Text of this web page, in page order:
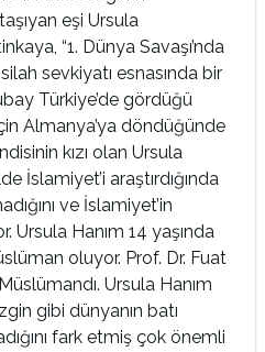
eşi Ursula
“1. Dünya Savaşı’nda
sevkiyatı esnasında bir
Türkiye’de gördüğü
Almanya’ya döndüğünde
kızı olan Ursula
İslamiyet’i araştırdığında
ve İslamiyet’in
Ursula Hanım 14 yaşında
oluyor. Prof. Dr. Fuat
Ursula Hanım
gibi dünyanın batı
fark etmiş çok önemli